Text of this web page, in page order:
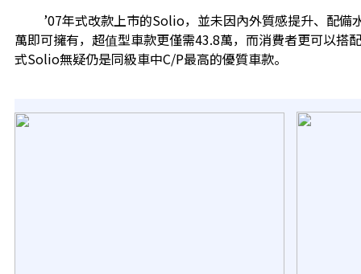
’07年式改款上市的Solio，並未因內外質感提升、配備
萬即可擁有，超值型車款更僅需43.8萬，而消費者更可以搭
式Solio無疑仍是同級車中C/P最高的優質車款。